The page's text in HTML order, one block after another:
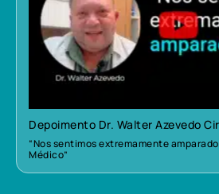
Depoimento Dr. Walter Azevedo
“Nos sentimos extremamente
Médico”